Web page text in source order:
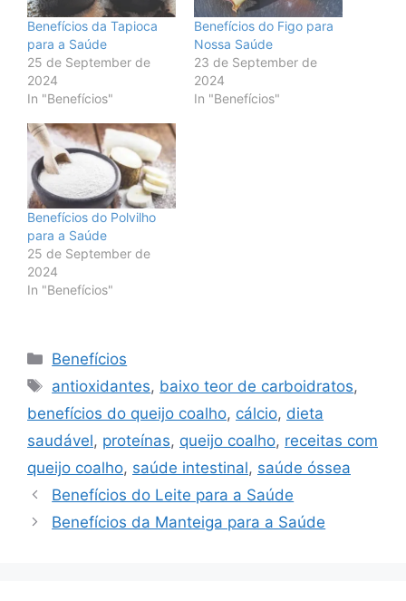
Benefícios da Tapioca
para a Saúde
25 de September de
2024
In "Benefícios"
Benefícios do Figo para
Nossa Saúde
23 de September de
2024
In "Benefícios"
Benefícios do Polvilho
para a Saúde
25 de September de
2024
In "Benefícios"
Categories
Benefícios
Tags
antioxidantes, baixo teor de carboidratos,
benefícios do queijo coalho, cálcio, dieta
saudável, proteínas, queijo coalho, receitas com
queijo coalho, saúde intestinal, saúde óssea
Benefícios do Leite para a Saúde
Benefícios da Manteiga para a Saúde